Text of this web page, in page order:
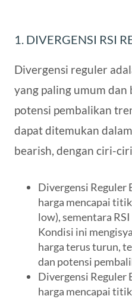
1. DIVERGENSI RSI
Divergensi reguler
yang paling umum dan
potensi pembalikan
dapat ditemukan
bearish, dengan ciri-
Divergensi Reguler
harga mencapai
low), sementara
Kondisi ini
harga terus turun,
dan potensi
Divergensi Reguler
harga mencapai